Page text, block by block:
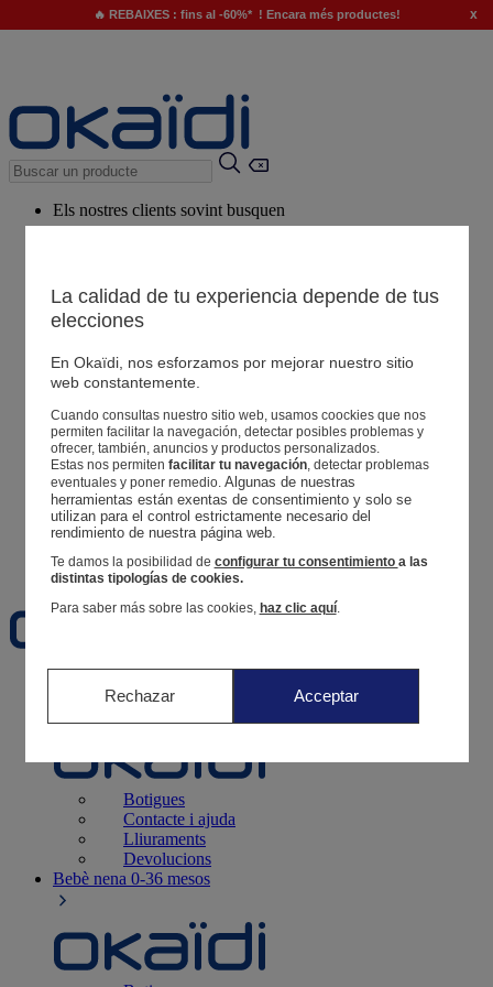
🔥 REBAIXES : fins al -60%* ! Encara més productes! x
Els nostres clients sovint busquen
El nostre consell
Productes suggerits
Botigues
La teva informació
Segueix una comanda
Cistella
Favorits
Naixement 0-12 mesos
Botigues
Contacte i ajuda
Lliuraments
Devolucions
Bebè nena 0-36 mesos
La calidad de tu experiencia depende de tus
elecciones
En Okaïdi, nos esforzamos por mejorar nuestro sitio
web constantemente.
Cuando consultas nuestro sitio web, usamos coockies que nos
permiten facilitar la navegación, detectar posibles problemas y
ofrecer, también, anuncios y productos personalizados.
Estas nos permiten facilitar tu navegación, detectar problemas
eventuales y poner remedio. Algunas de nuestras
herramientas están exentas de consentimiento y solo se
utilizan para el control estrictamente necesario del
rendimiento de nuestra página web.
Te damos la posibilidad de configurar tu consentimiento a las
distintas tipologías de cookies.
Para saber más sobre las cookies, haz clic aquí.
Rechazar Acceptar